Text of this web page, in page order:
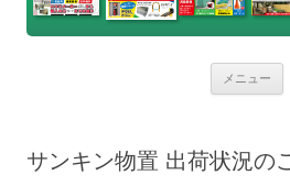
メニュー
サンキン物置 出荷状況の